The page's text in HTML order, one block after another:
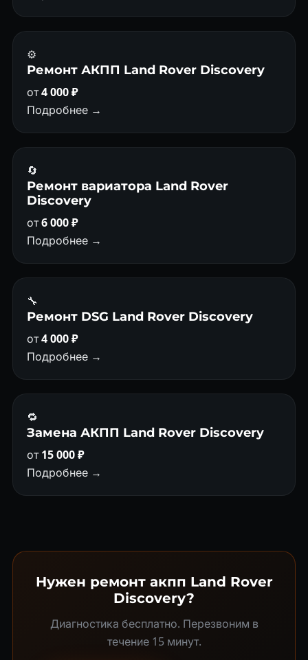
⚙️
Ремонт АКПП Land Rover Discovery
от4 000 ₽
Подробнее →
🔄
Ремонт вариатора Land Rover
Discovery
от6 000 ₽
Подробнее →
🔧
Ремонт DSG Land Rover Discovery
от4 000 ₽
Подробнее →
🔁
Замена АКПП Land Rover Discovery
от15 000 ₽
Подробнее →
Нужен ремонт акпп Land Rover
Discovery?
Диагностика бесплатно. Перезвоним в
течение 15 минут.